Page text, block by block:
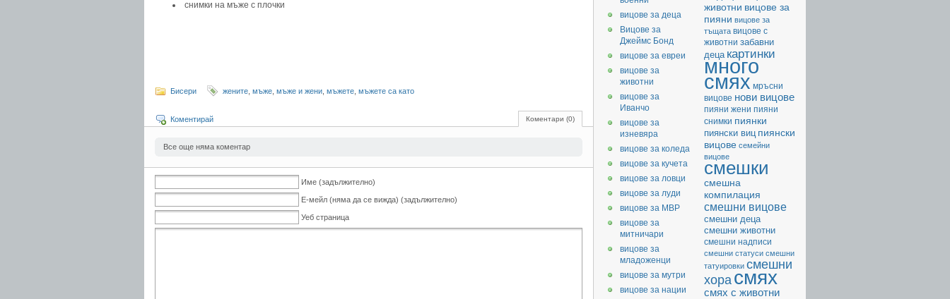
снимки на мъже с плочки
Бисери жените мъже мъже и жени мъжете мъжете са като
Коментари (0)
Коментирай
Все още няма коментар
Име (задължително)
Е-мейл (няма да се вижда) (задължително)
Уеб страница
животни вицове за
пияни вицове за
тъщата вицове с
животни забавни
деца картинки
много
смях мръсни
вицове нови вицове
пияни жени пияни
снимки пиянки
пиянски виц пиянски
вицове семейни
вицове
смешки
смешна
компилация
смешни вицове
смешни деца
смешни животни
смешни надписи
смешни статуси смешни
татуировки смешни
хора смях
смях с животни
вицове за деца
Вицове за
Джеймс Бонд
вицове за евреи
вицове за
животни
вицове за
Иванчо
вицове за
изневяра
вицове за коледа
вицове за кучета
вицове за ловци
вицове за луди
вицове за МВР
вицове за
митничари
вицове за
младоженци
вицове за мутри
вицове за нации